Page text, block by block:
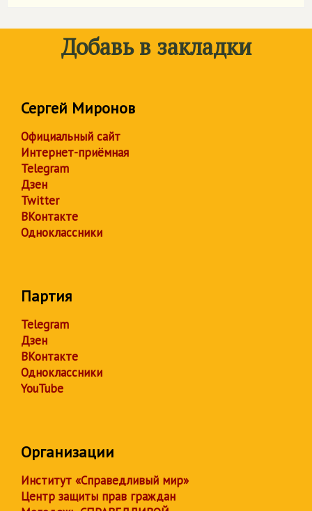
Добавь в закладки
Сергей Миронов
Официальный сайт
Интернет-приёмная
Telegram
Дзен
Twitter
ВКонтакте
Одноклассники
Партия
Telegram
Дзен
ВКонтакте
Одноклассники
YouTube
Организации
Институт «Справедливый мир»
Центр защиты прав граждан